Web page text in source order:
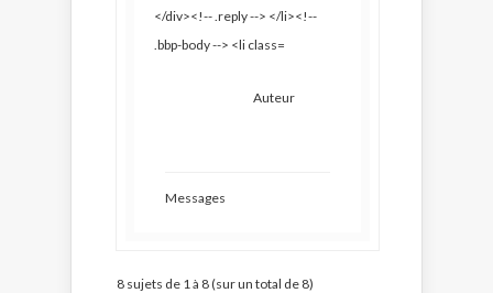
Auteur
Messages
8 sujets de 1 à 8 (sur un total de 8)